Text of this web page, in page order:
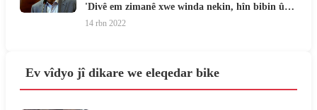
'Divê em zimanê xwe winda nekin, hîn bibin û
bipês bixin'
14 rbn 2022
Ev vîdyo jî dikare we eleqedar bike